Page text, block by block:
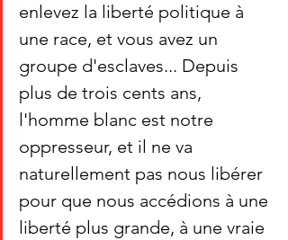
enlevez la liberté politique à
une race, et vous avez un
groupe d'esclaves... Depuis
plus de trois cents ans,
l'homme blanc est notre
oppresseur, et il ne va
naturellement pas nous libérer
pour que nous accédions à une
liberté plus grande, à une vraie